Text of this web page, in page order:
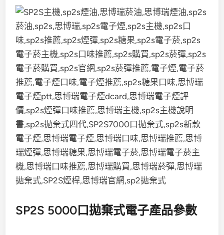
SP2S 5000口拋棄式電子產品參數